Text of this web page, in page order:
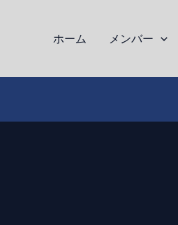
ホーム メンバー